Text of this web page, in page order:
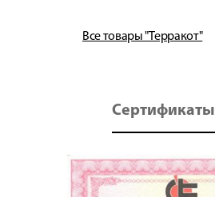
Все товары "Терракот"
Сертификаты